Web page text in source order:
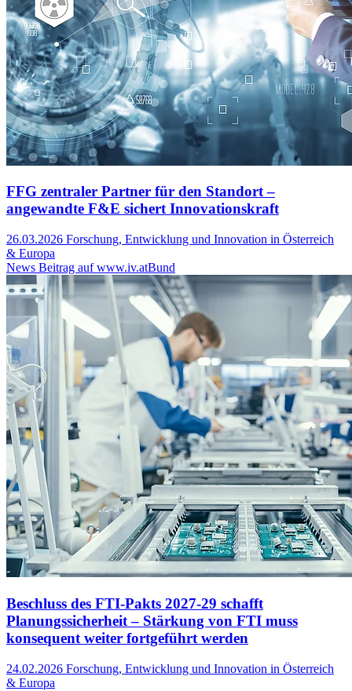
FFG zentraler Partner für den Standort –
angewandte F&E sichert Innovationskraft
26.03.2026 Forschung, Entwicklung und Innovation in Österreich
& Europa
News Beitrag auf www.iv.atBund
Beschluss des FTI-Pakts 2027-29 schafft
Planungssicherheit – Stärkung von FTI muss
konsequent weiter fortgeführt werden
24.02.2026 Forschung, Entwicklung und Innovation in Österreich
& Europa